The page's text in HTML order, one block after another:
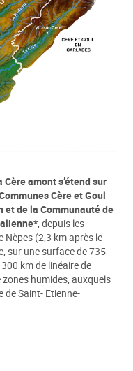
amont s’étend sur
Cère et Goul
et de la Communauté de
, depuis les
Nèpes (2,3 km après le
sur une surface de 735
km de linéaire de
zones humides, auxquels
de Saint- Etienne-